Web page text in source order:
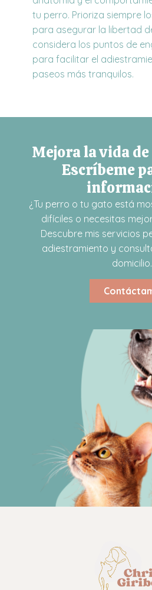
tu perro. Prioriza siempre
para asegurar la libertad
considera los puntos de
para facilitar el
paseos más tranquilos.
Mejora la vida
Escríbeme
¿Tu perro o tu gato está
difíciles o necesitas
Descubre mis servicios
adiestramiento y
domicilio.